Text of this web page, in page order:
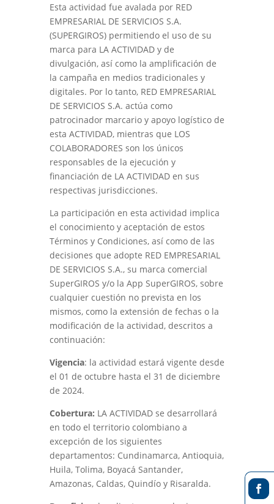
Esta actividad fue avalada por RED
EMPRESARIAL DE SERVICIOS S.A.
(SUPERGIROS) permitiendo el uso de su
marca para LA ACTIVIDAD y de
divulgación, así como la amplificación de
la campaña en medios tradicionales y
digitales. Por lo tanto, RED EMPRESARIAL
DE SERVICIOS S.A. actúa como
patrocinador marcario y apoyo logístico de
esta ACTIVIDAD, mientras que LOS
COLABORADORES son los únicos
responsables de la ejecución y
financiación de LA ACTIVIDAD en sus
respectivas jurisdicciones.
La participación en esta actividad implica
el conocimiento y aceptación de estos
Términos y Condiciones, así como de las
decisiones que adopte RED EMPRESARIAL
DE SERVICIOS S.A., su marca comercial
SuperGIROS y/o la App SuperGIROS, sobre
cualquier cuestión no prevista en los
mismos, como la extensión de fechas o la
modificación de la actividad, descritos a
continuación:
Vigencia: la actividad estará vigente desde
el 01 de octubre hasta el 31 de diciembre
de 2024.
Cobertura: LA ACTIVIDAD se desarrollará
en todo el territorio colombiano a
excepción de los siguientes
departamentos: Cundinamarca, Antioquia,
Huila, Tolima, Boyacá Santander,
Amazonas, Caldas, Quindío y Risaralda.